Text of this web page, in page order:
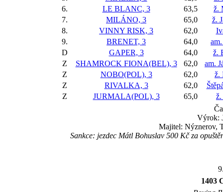
6.
LE BLANC, 3 63,5
ž.
7.
MILÁNO, 3 65,0
ž.
8.
VINNY RISK, 3 62,0
9.
BRENET, 3 64,0
D
GAPER, 3 64,0
ž.
Z
SHAMROCK FIONA(BEL), 3 62,0
am.
Z
NOBO(POL), 3 62,0
ž.
Z
RIVALKA, 3 62,0
Z
JURMALA(POL), 3 65,0
Výrok:
Majitel: Nýznerov,
Sankce: jezdec Mátl Bohuslav 500 Kč za
1403